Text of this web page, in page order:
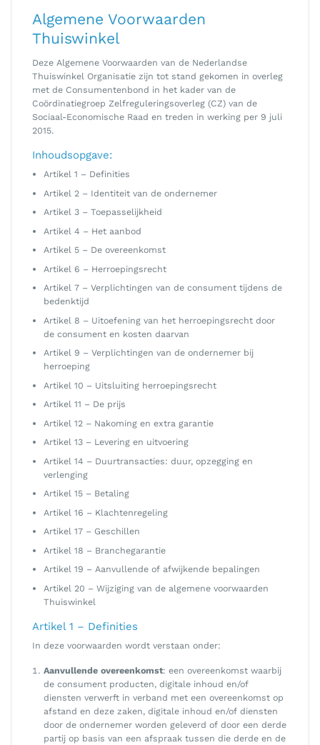
Algemene Voorwaarden
Thuiswinkel
Deze Algemene Voorwaarden van de Nederlandse
Thuiswinkel Organisatie zijn tot stand gekomen in overleg
met de Consumentenbond in het kader van de
Coördinatiegroep Zelfreguleringsoverleg (CZ) van de
Sociaal-Economische Raad en treden in werking per 9 juli
2015.
Inhoudsopgave:
Artikel 1 – Definities
Artikel 2 – Identiteit van de ondernemer
Artikel 3 – Toepasselijkheid
Artikel 4 – Het aanbod
Artikel 5 – De overeenkomst
Artikel 6 – Herroepingsrecht
Artikel 7 – Verplichtingen van de consument tijdens de
bedenktijd
Artikel 8 – Uitoefening van het herroepingsrecht door
de consument en kosten daarvan
Artikel 9 – Verplichtingen van de ondernemer bij
herroeping
Artikel 10 – Uitsluiting herroepingsrecht
Artikel 11 – De prijs
Artikel 12 – Nakoming en extra garantie
Artikel 13 – Levering en uitvoering
Artikel 14 – Duurtransacties: duur, opzegging en
verlenging
Artikel 15 – Betaling
Artikel 16 – Klachtenregeling
Artikel 17 – Geschillen
Artikel 18 – Branchegarantie
Artikel 19 – Aanvullende of afwijkende bepalingen
Artikel 20 – Wijziging van de algemene voorwaarden
Thuiswinkel
Artikel 1 – Definities
In deze voorwaarden wordt verstaan onder:
Aanvullende overeenkomst: een overeenkomst waarbij
de consument producten, digitale inhoud en/of
diensten verwerft in verband met een overeenkomst op
afstand en deze zaken, digitale inhoud en/of diensten
door de ondernemer worden geleverd of door een derde
partij op basis van een afspraak tussen die derde en de